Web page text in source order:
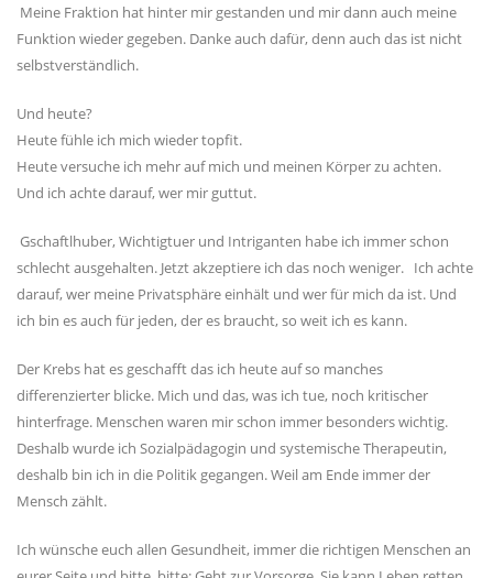
Meine Fraktion hat hinter mir gestanden und mir dann auch meine
Funktion wieder gegeben. Danke auch dafür, denn auch das ist nicht
selbstverständlich.
Und heute?
Heute fühle ich mich wieder topfit.
Heute versuche ich mehr auf mich und meinen Körper zu achten.
Und ich achte darauf, wer mir guttut.
Gschaftlhuber, Wichtigtuer und Intriganten habe ich immer schon
schlecht ausgehalten. Jetzt akzeptiere ich das noch weniger. Ich achte
darauf, wer meine Privatsphäre einhält und wer für mich da ist. Und
ich bin es auch für jeden, der es braucht, so weit ich es kann.
Der Krebs hat es geschafft das ich heute auf so manches
differenzierter blicke. Mich und das, was ich tue, noch kritischer
hinterfrage. Menschen waren mir schon immer besonders wichtig.
Deshalb wurde ich Sozialpädagogin und systemische Therapeutin,
deshalb bin ich in die Politik gegangen. Weil am Ende immer der
Mensch zählt.
Ich wünsche euch allen Gesundheit, immer die richtigen Menschen an